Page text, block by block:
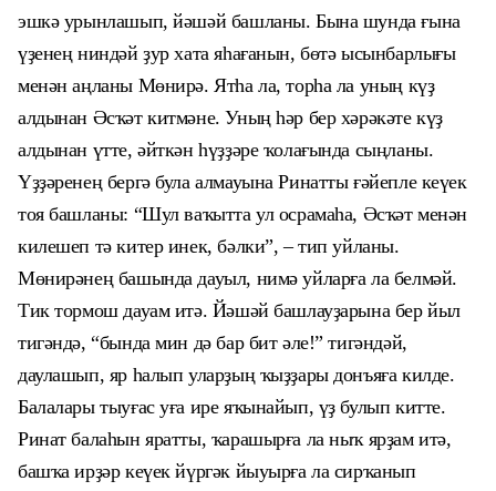
эшкә урынлашып, йәшәй башланы. Бына шунда ғына
үҙенең ниндәй ҙур хата яһағанын, бөтә ысынбарлығы
менән аңланы Мөнирә. Ятһа ла, торһа ла уның күҙ
алдынан Әсҡәт китмәне. Уның һәр бер хәрәкәте күҙ
алдынан үтте, әйткән һүҙҙәре ҡолағында сыңланы.
Үҙҙәренең бергә була алмауына Ринатты ғәйепле кеүек
тоя башланы: “Шул ваҡытта ул осрамаһа, Әсҡәт менән
килешеп тә китер инек, бәлки”, – тип уйланы.
Мөнирәнең башында дауыл, нимә уйларға ла белмәй.
Тик тормош дауам итә. Йәшәй башлауҙарына бер йыл
тигәндә, “бында мин дә бар бит әле!” тигәндәй,
даулашып, яр һалып уларҙың ҡыҙҙары донъяға килде.
Балалары тыуғас уға ире яҡынайып, үҙ булып китте.
Ринат балаһын яратты, ҡарашырға ла ныҡ ярҙам итә,
башҡа ирҙәр кеүек йүргәк йыуырға ла сирҡанып